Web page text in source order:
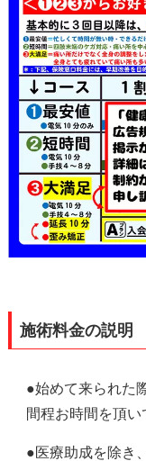
施術料金の説明
●始めて来られた
間程お時間を頂い
●医療助成を除き